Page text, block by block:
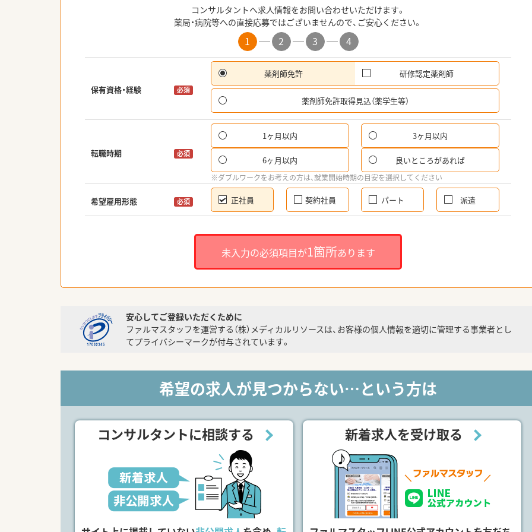
コンサルタントへ求人情報をお問い合わせいただけます。
薬局・病院等への直接応募ではございませんので、ご安心ください。
1 2 3 4
保有資格・経験 必須
薬剤師免許 研修認定薬剤師
薬剤師免許取得見込（薬学生等）
転職時期 必須
1ヶ月以内 3ヶ月以内
6ヶ月以内 良いところがあれば
※ダブルワークをお考えの方は、就業開始時期の目安を選択してください
希望雇用形態 必須 正社員 契約社員 パート 派遣
未入力の必須項目が1箇所あります
安心してご登録いただくために
ファルマスタッフを運営する（株）メディカルリソースは、お客様の個人情報を適切に管理する事業者とし
てプライバシーマークが付与されています。
希望の求人が見つからない…という方は
コンサルタントに相談する 新着求人を受け取る